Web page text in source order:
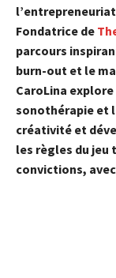
Fondatrice de
parcours
burn-out et le
CaroLina
sonothérapie et
créativité et
les règles du jeu
convictions,